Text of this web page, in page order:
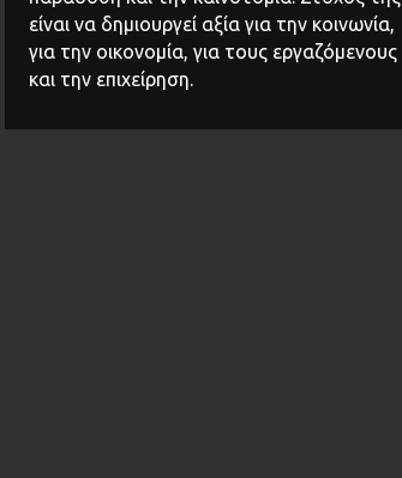
είναι να δημιουργεί αξία για την κοινωνία,
για την οικονομία, για τους εργαζόμενους
και την επιχείρηση.